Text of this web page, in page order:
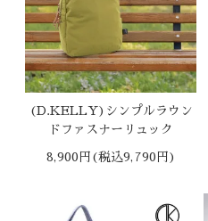
(D.KELLY)シンプルラウン
ドファスナーリュック
8,900円(税込9,790円)